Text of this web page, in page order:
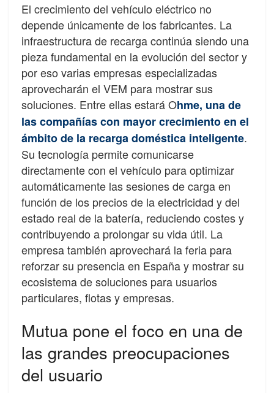
El crecimiento del vehículo eléctrico no
depende únicamente de los fabricantes. La
infraestructura de recarga continúa siendo una
pieza fundamental en la evolución del sector y
por eso varias empresas especializadas
aprovecharán el VEM para mostrar sus
soluciones. Entre ellas estará Ohme, una de
las compañías con mayor crecimiento en el
ámbito de la recarga doméstica inteligente.
Su tecnología permite comunicarse
directamente con el vehículo para optimizar
automáticamente las sesiones de carga en
función de los precios de la electricidad y del
estado real de la batería, reduciendo costes y
contribuyendo a prolongar su vida útil. La
empresa también aprovechará la feria para
reforzar su presencia en España y mostrar su
ecosistema de soluciones para usuarios
particulares, flotas y empresas.
Mutua pone el foco en una de
las grandes preocupaciones
del usuario